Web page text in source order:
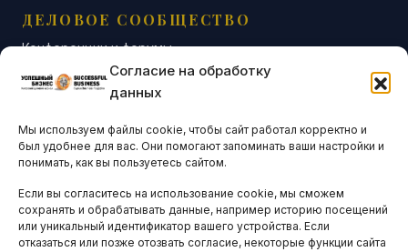
Согласие на обработку
данных
Мы используем файлы cookie, чтобы сайт работал корректно и
был удобнее для вас. Они помогают запоминать ваши настройки и
понимать, как вы пользуетесь сайтом.
Если вы согласитесь на использование cookie, мы сможем
сохранять и обрабатывать данные, например историю посещений
или уникальный идентификатор вашего устройства. Если
отказаться или позже отозвать согласие, некоторые функции сайта
ДЕЛОВОЕ СООБЩЕСТВО
Конференции и форумы
Бизнес-клубы и ассоциации
Остальные новости
АНАЛИТИКА И СТАТИСТИКА
ARTICLES IN ENGLISH